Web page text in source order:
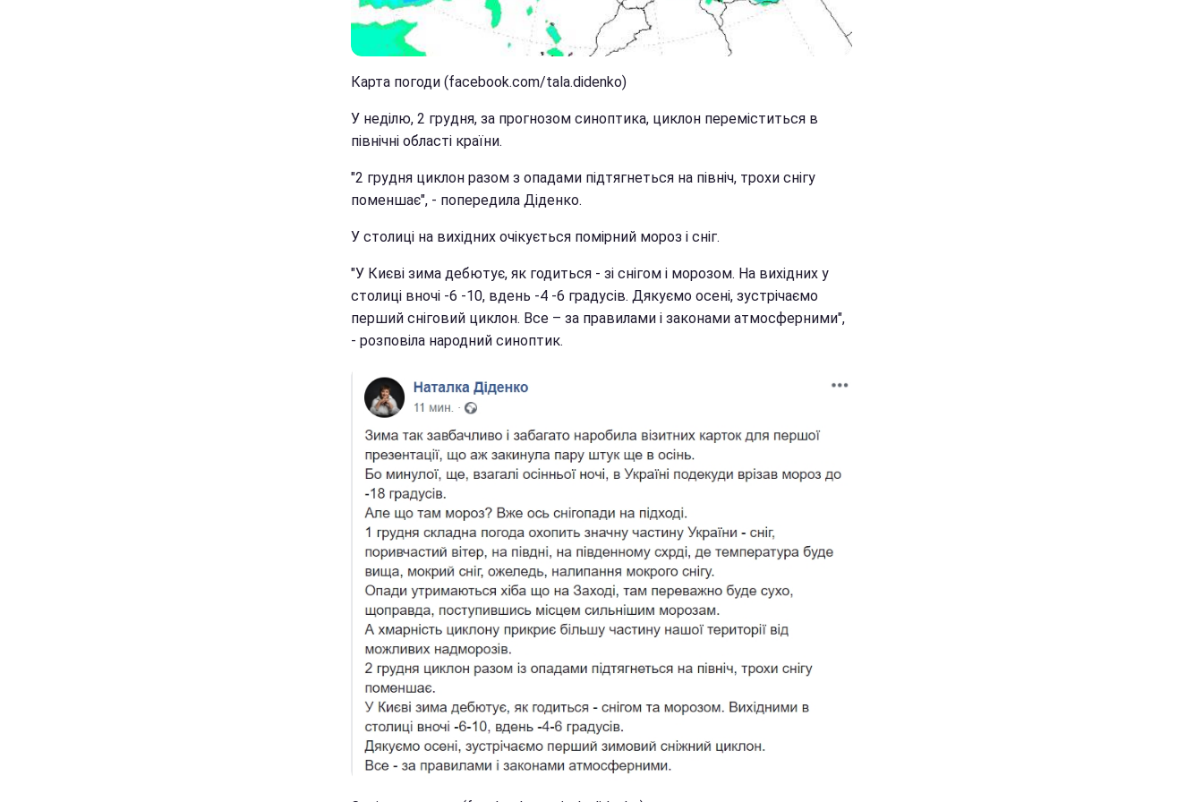
Карта погоди (facebook.com/tala.didenko)
У неділю, 2 грудня, за прогнозом синоптика, циклон переміститься в
північні області країни.
"2 грудня циклон разом з опадами підтягнеться на північ, трохи снігу
поменшає", - попередила Діденко.
У столиці на вихідних очікується помірний мороз і сніг.
"У Києві зима дебютує, як годиться - зі снігом і морозом. На вихідних у
столиці вночі -6 -10, вдень -4 -6 градусів. Дякуємо осені, зустрічаємо
перший сніговий циклон. Все – за правилами і законами атмосферними",
- розповіла народний синоптик.